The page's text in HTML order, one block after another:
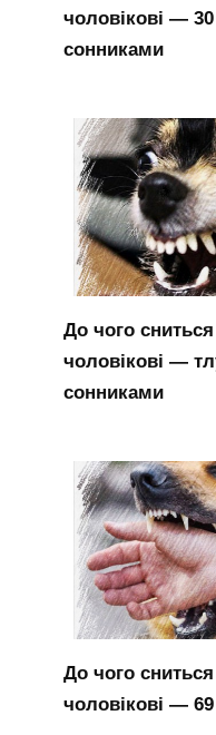
чоловікові —
сонниками
До чого
чоловікові —
сонниками
До чого
чоловікові —